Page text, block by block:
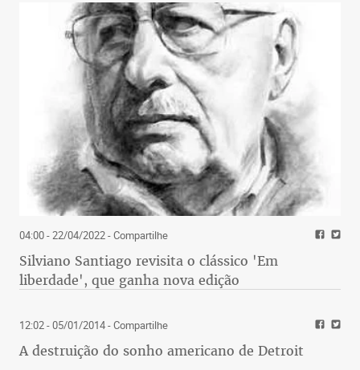
04:00 - 22/04/2022- Compartilhe
Silviano Santiago revisita o clássico 'Em
liberdade', que ganha nova edição
12:02 - 05/01/2014- Compartilhe
A destruição do sonho americano de Detroit